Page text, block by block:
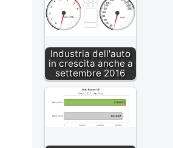
Industria dell'auto
in crescita anche a
settembre 2016